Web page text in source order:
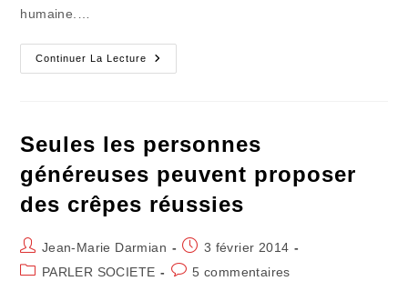
humaine.…
Continuer La Lecture
On
S’occupe
Seules les personnes
généreuses peuvent proposer
des crêpes réussies
Auteur/autrice
de
Jean-Marie Darmian
Publication
publiée :
3 février 2014
PostPARLER SOCIETE
Commentaires
5 commentaires